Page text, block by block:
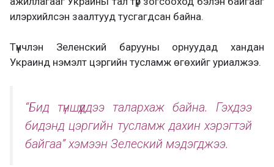
илэрхийлсэн заалтууд тусгагдсан байна.
Түүнчлэн Зеленский барууны орнуудад хандан
Украинд нэмэлт цэргийн тусламж өгөхийг уриалжээ.
“Бид түншүүддээ талархаж байна. Гэхдээ
бидэнд цэргийн тусламж дахин хэрэгтэй
байгаа” хэмээн Зелеский мэдэгджээ.